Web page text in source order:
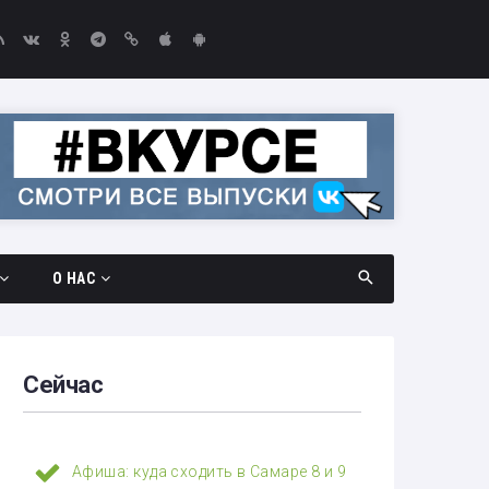
О НАС
Выборы-2026
Сейчас
Афиша: куда сходить в Самаре 8 и 9